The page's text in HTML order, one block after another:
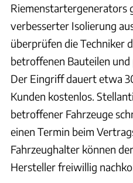
Riemenstartergenerators
verbesserter Isolierung
überprüfen die Techniker
betroffenen Bauteilen und
Der Eingriff dauert etwa
Kunden kostenlos.
betroffener Fahrzeuge
einen Termin beim
Fahrzeughalter können
Hersteller freiwillig